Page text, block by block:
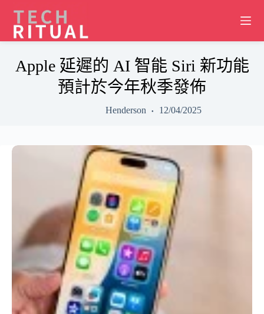
content
Apple 延遲的 AI 智能 Siri 新功能
預計於今年秋季發佈
Henderson 12/04/2025